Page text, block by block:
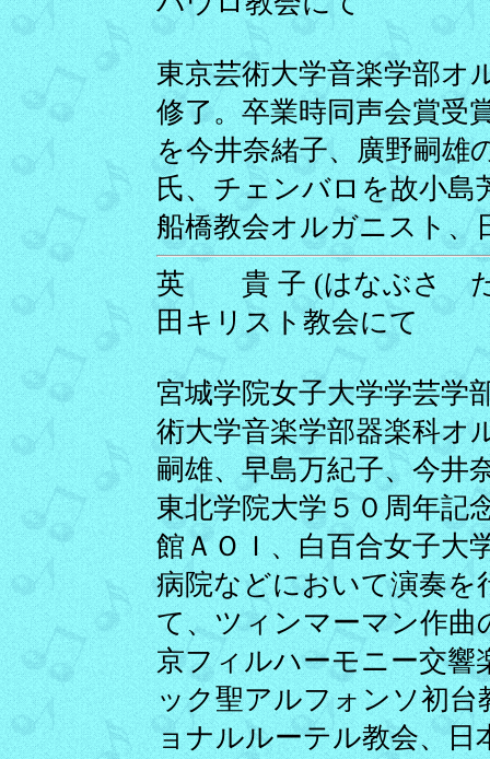
東京芸術大学音楽学部オ
修了。卒業時同声会賞受
を今井奈緒子、廣野嗣雄
氏、チェンバロを故小島
船橋教会オルガニスト、
英 貴 子 (はなぶさ た
田キリスト教会にて
宮城学院女子大学学芸学
術大学音楽学部器楽科オ
嗣雄、早島万紀子、今井
東北学院大学５０周年記
館ＡＯＩ、白百合女子大
病院などにおいて演奏を
て、ツィンマーマン作曲
京フィルハーモニー交響
ック聖アルフォンソ初
ョナルルーテル教会、日